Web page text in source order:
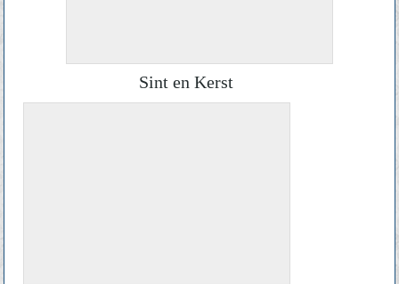
Sint en Kerst